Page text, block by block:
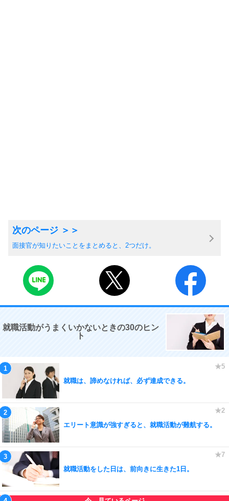
面接官が知りたいことをまとめると、2つだけ。
就職活動がうまくいかないときの30のヒン
ト
就職は、諦めなければ、必ず達成できる。
エリート意識が強すぎると、就職活動が難航する。
就職活動をした日は、前向きに生きた1日。